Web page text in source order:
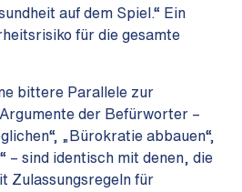
auf dem Spiel.“ Ein
für die gesamte
bittere Parallele zur
der Befürworter –
„Bürokratie abbauen“,
– sind identisch mit denen, die
Zulassungsregeln für